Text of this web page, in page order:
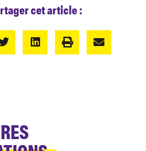
cet article :